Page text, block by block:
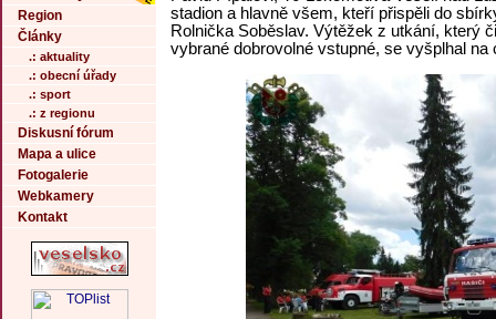
Region
Články
.: aktuality
.: obecní úřady
.: sport
.: z regionu
Diskusní fórum
Mapa a ulice
Fotogalerie
Webkamery
Kontakt
stadion a hlavně všem, kteří přispěli do
Rolnička Soběslav. Výtěžek z utkání, který
vybrané dobrovolné vstupné, se vyšplhal